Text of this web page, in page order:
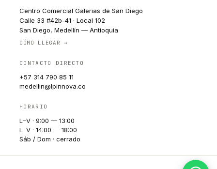
Centro Comercial Galerias de San Diego
Calle 33 #42b-41 · Local 102
San Diego, Medellín — Antioquia
CÓMO LLEGAR →
CONTACTO DIRECTO
+57 314 790 85 11
medellin@lpinnova.co
HORARIO
L–V · 9:00 — 13:00
L–V · 14:00 — 18:00
Sáb / Dom · cerrado